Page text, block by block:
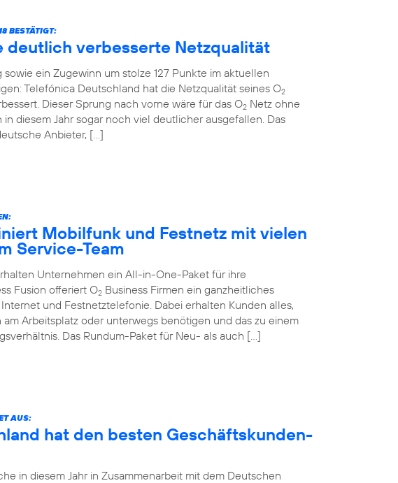
BESTÄTIGT:
deutlich verbesserte Netzqualität
ein Zugewinn um stolze 127 Punkte im aktuellen
Telefónica Deutschland hat die Netzqualität seines O2
Dieser Sprung nach vorne wäre für das O2 Netz ohne
diesem Jahr sogar noch viel deutlicher ausgefallen. Das
Anbieter, […]
Mobilfunk und Festnetz mit vielen
Service-Team
Unternehmen ein All-in-One-Paket für ihre
Fusion offeriert O2 Business Firmen ein ganzheitliches
und Festnetztelefonie. Dabei erhalten Kunden alles,
Arbeitsplatz oder unterwegs benötigen und das zu einem
Das Rundum-Paket für Neu- als auch […]
AUS:
hat den besten Geschäftskunden-
in diesem Jahr in Zusammenarbeit mit dem Deutschen